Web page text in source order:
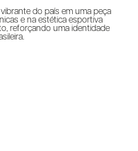
do país em uma peça
e na estética esportiva
reforçando uma identidade